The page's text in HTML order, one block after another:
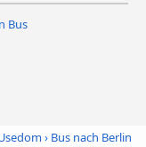
Bus
› Bus nach Berlin